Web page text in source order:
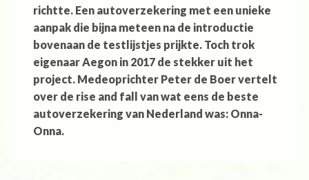
richtte. Een autoverzekering met een unieke
aanpak die bijna meteen na de introductie
bovenaan de testlijstjes prijkte. Toch trok
eigenaar Aegon in 2017 de stekker uit het
project. Medeoprichter Peter de Boer vertelt
over de rise and fall van wat eens de beste
autoverzekering van Nederland was: Onna-
Onna.